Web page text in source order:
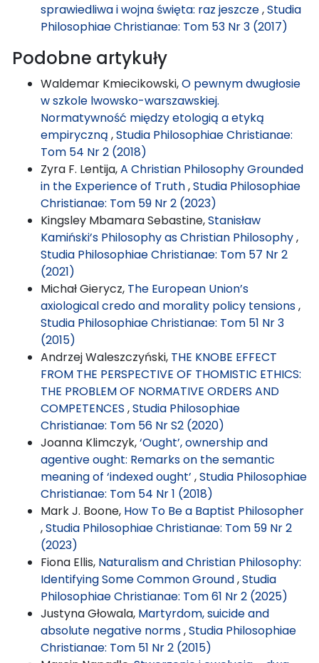
sprawiedliwa i wojna święta: raz jeszcze,Studia
Philosophiae Christianae: Tom 53 Nr 3 (2017)
Podobne artykuły
Waldemar Kmiecikowski,O pewnym dwugłosie
w szkole lwowsko-warszawskiej.
Normatywność między etologią a etyką
empiryczną ,Studia Philosophiae Christianae:
Tom 54 Nr 2 (2018)
Zyra F. Lentija,A Christian Philosophy Grounded
in the Experience of Truth,Studia Philosophiae
Christianae: Tom 59 Nr 2 (2023)
Kingsley Mbamara Sebastine,Stanisław
Kamiński’s Philosophy as Christian Philosophy,
Studia Philosophiae Christianae: Tom 57 Nr 2
(2021)
Michał Gierycz, The European Union’s
axiological credo and morality policy tensions,
Studia Philosophiae Christianae: Tom 51 Nr 3
(2015)
Andrzej Waleszczyński, THE KNOBE EFFECT
FROM THE PERSPECTIVE OF THOMISTIC ETHICS:
THE PROBLEM OF NORMATIVE ORDERS AND
COMPETENCES ,Studia Philosophiae
Christianae: Tom 56 Nr S2 (2020)
Joanna Klimczyk,‘Ought’, ownership and
agentive ought: Remarks on the semantic
meaning of ‘indexed ought’ ,Studia Philosophiae
Christianae: Tom 54 Nr 1 (2018)
Mark J. Boone, How To Be a Baptist Philosopher
,Studia Philosophiae Christianae: Tom 59 Nr 2
(2023)
Fiona Ellis, Naturalism and Christian Philosophy:
Identifying Some Common Ground,Studia
Philosophiae Christianae: Tom 61 Nr 2 (2025)
Justyna Głowala, Martyrdom, suicide and
absolute negative norms,Studia Philosophiae
Christianae: Tom 51 Nr 2 (2015)